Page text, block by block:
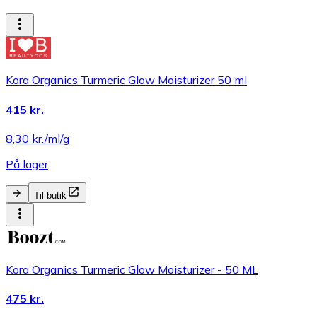
Kora Organics Turmeric Glow Moisturizer 50 ml
415 kr.
8,30 kr./ml/g
På lager
Til butik
Kora Organics Turmeric Glow Moisturizer - 50 ML
475 kr.